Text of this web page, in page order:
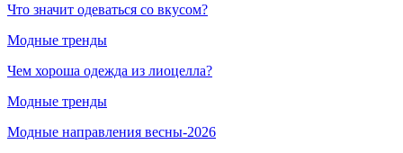
Что значит одеваться со вкусом?
Модные тренды
Чем хороша одежда из лиоцелла?
Модные тренды
Модные направления весны-2026